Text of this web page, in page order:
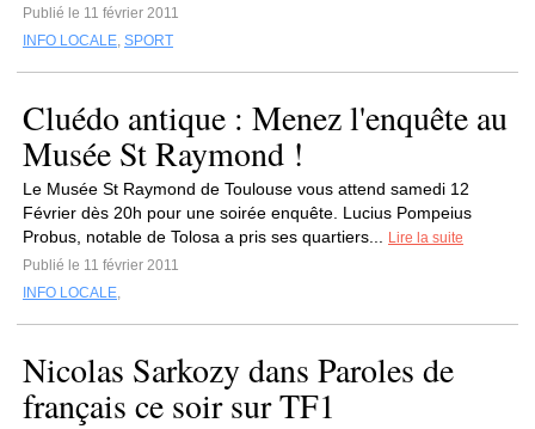
Publié le 11 février 2011
INFO LOCALE, SPORT
Cluédo antique : Menez l'enquête au
Musée St Raymond !
Le Musée St Raymond de Toulouse vous attend samedi 12
Février dès 20h pour une soirée enquête. Lucius Pompeius
Probus, notable de Tolosa a pris ses quartiers...
Lire la suite
Publié le 11 février 2011
INFO LOCALE,
Nicolas Sarkozy dans Paroles de
français ce soir sur TF1